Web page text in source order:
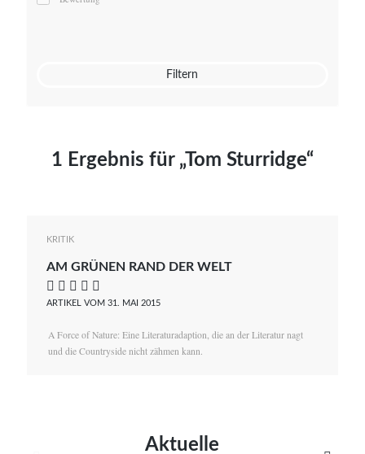
Mato von Vogelstein
Filtern
1 Ergebnis für „Tom Sturridge“
KRITIK
AM GRÜNEN RAND DER WELT
    
ARTIKEL VOM 31. MAI 2015
A Force of Nature: Eine Literaturadaption, die an der Literatur nagt
und die Countryside nicht zähmen kann.
Aktuelle